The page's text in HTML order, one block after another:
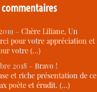
–Chère Liliane, Un
pour votre appréciation et
votre (…)
2018 –Bravo !
et riche présentation de ce
poète et érudit. (…)